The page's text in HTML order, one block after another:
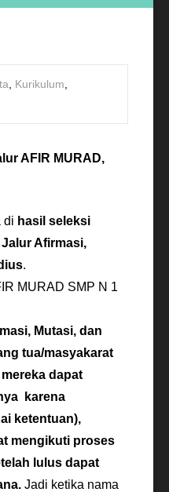
Kurikulum
AFIR MURAD,
di hasil seleksi
Afirmasi,
.
MURAD SMP N 1
Mutasi, dan
tua/masyakarat
dapat
karena
ketentuan),
mengikuti proses
lulus dapat
Jadi ketika nama